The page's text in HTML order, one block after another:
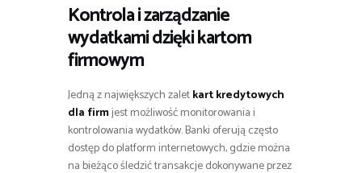
Kontrola i zarządzanie
wydatkami dzięki kartom
firmowym
Jedną z największych zaletkart kredytowych
dla firmjest możliwość monitorowania i
kontrolowania wydatków. Banki oferują często
dostęp do platform internetowych, gdzie można
na bieżąco śledzić transakcje dokonywane przez